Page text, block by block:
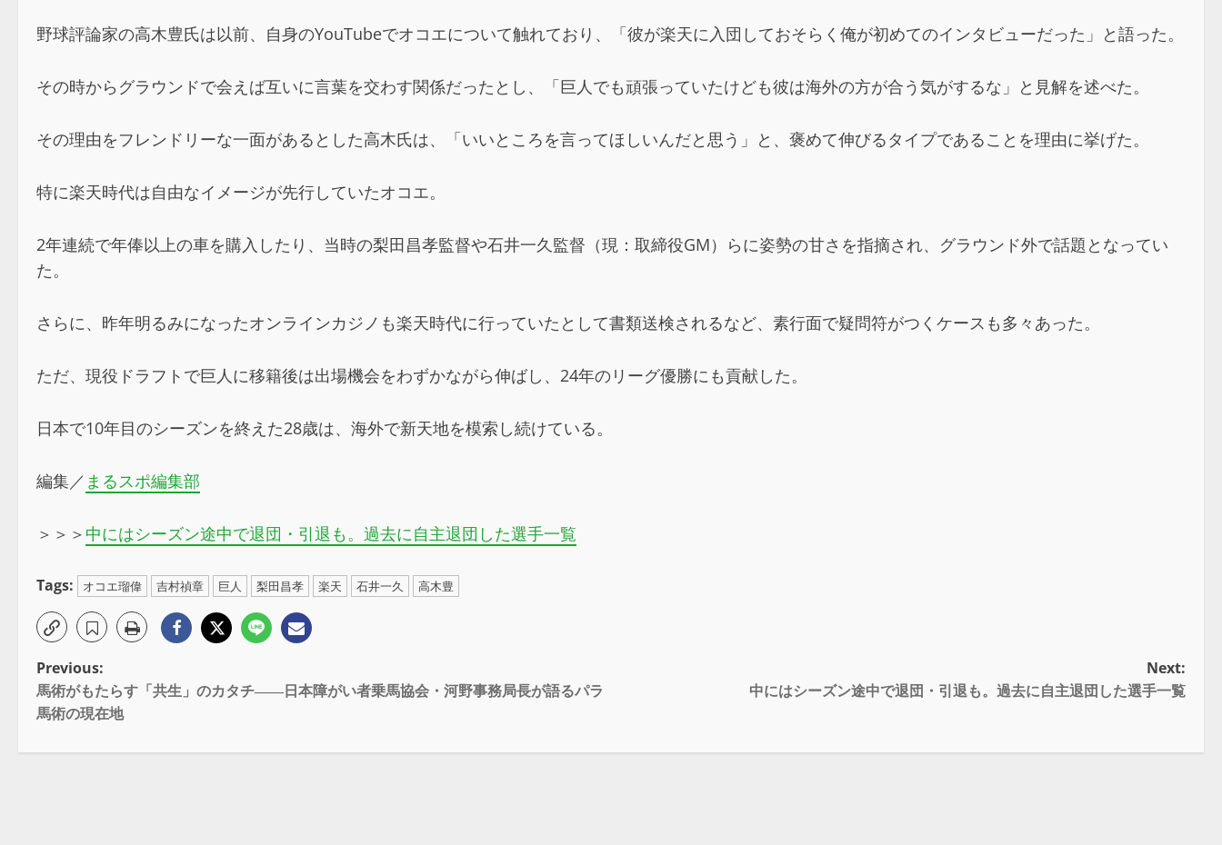
野球評論家の高木豊氏は以前、自身のYouTubeでオコエについて触れており、「彼が楽天に入団しておそらく俺が初めてのインタビューだった」と語った。
その時からグラウンドで会えば互いに言葉を交わす関係だったとし、「巨人でも頑張っていたけども彼は海外の方が合う気がするな」と見解を述べた。
その理由をフレンドリーな一面があるとした高木氏は、「いいところを言ってほしいんだと思う」と、褒めて伸びるタイプであることを理由に挙げた。
特に楽天時代は自由なイメージが先行していたオコエ。
2年連続で年俸以上の車を購入したり、当時の梨田昌孝監督や石井一久監督（現：取締役GM）らに姿勢の甘さを指摘され、グラウンド外で話題となってい
た。
さらに、昨年明るみになったオンラインカジノも楽天時代に行っていたとして書類送検されるなど、素行面で疑問符がつくケースも多々あった。
ただ、現役ドラフトで巨人に移籍後は出場機会をわずかながら伸ばし、24年のリーグ優勝にも貢献した。
日本で10年目のシーズンを終えた28歳は、海外で新天地を模索し続けている。
編集／ まるスポ編集部
＞＞＞ 中にはシーズン途中で退団・引退も。過去に自主退団した選手一覧
Tags: オコエ瑠偉 吉村禎章 巨人 梨田昌孝 楽天 石井一久 高木豊
Previous:
馬術がもたらす「共生」のカタチ――日本障がい者乗馬協会・河野事務局長が語るパラ
馬術の現在地
Next:
中にはシーズン途中で退団・引退も。過去に自主退団した選手一覧